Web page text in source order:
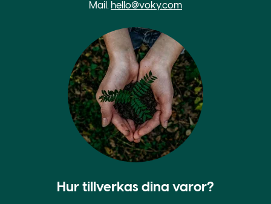
Mail. hello@voky.com
Hur tillverkas dina varor?